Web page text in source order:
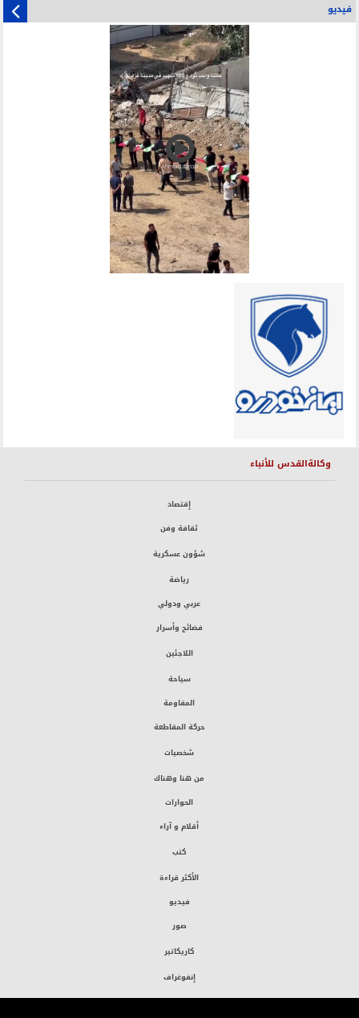
فيديو
وكالةالقدس للأنباء
إقتصاد
ثقافة وفن
شؤون عسكرية
رياضة
عربي ودولي
فضائح وأسرار
اللاجئين
سياحة
المقاومة
حركة المقاطعة
شخصيات
من هنا وهناك
الحوارات
أقلام و آراء
كتب
الأكثر قراءة
فيديو
صور
كاريكاتير
إنفوغراف